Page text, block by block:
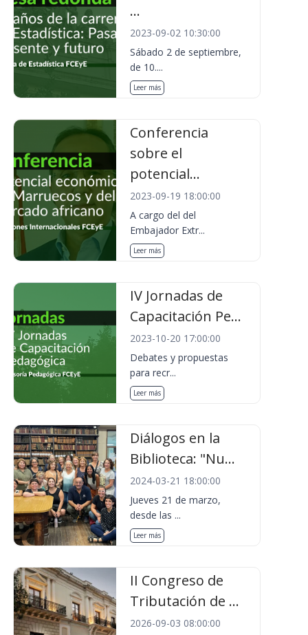
...
2023-09-02 10:30:00
Sábado 2 de septiembre,
de 10....
Leer más
Conferencia
sobre el
potencial...
2023-09-19 18:00:00
A cargo del del
Embajador Extr...
Leer más
IV Jornadas de
Capacitación Pe...
2023-10-20 17:00:00
Debates y propuestas
para recr...
Leer más
Diálogos en la
Biblioteca: "Nu...
2024-03-21 18:00:00
Jueves 21 de marzo,
desde las ...
Leer más
II Congreso de
Tributación de ...
2026-09-03 08:00:00